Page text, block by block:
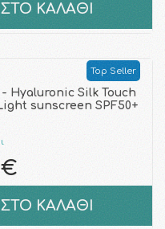
ΣΤΟ ΚΑΛΑΘΙ
Top Seller
- Hyaluronic Silk Touch
sunscreen SPF50+
ΣΤΟ ΚΑΛΑΘΙ